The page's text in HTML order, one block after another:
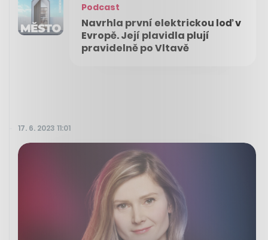
Podcast
Navrhla první elektrickou loď v
Evropě. Její plavidla plují
pravidelně po Vltavě
17. 6. 2023 11:01